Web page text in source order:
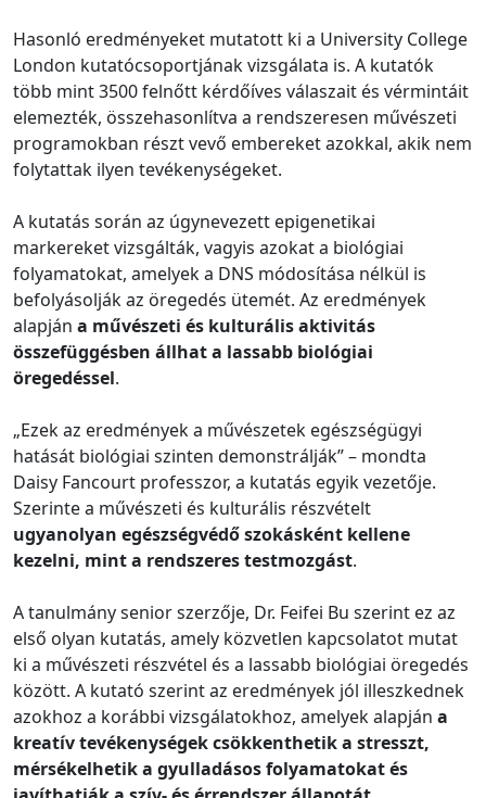
Hasonló eredményeket mutatott ki a University College
London kutatócsoportjának vizsgálata is. A kutatók
több mint 3500 felnőtt kérdőíves válaszait és vérmintáit
elemezték, összehasonlítva a rendszeresen művészeti
programokban részt vevő embereket azokkal, akik nem
folytattak ilyen tevékenységeket.
A kutatás során az úgynevezett epigenetikai
markereket vizsgálták, vagyis azokat a biológiai
folyamatokat, amelyek a DNS módosítása nélkül is
befolyásolják az öregedés ütemét. Az eredmények
alapján a művészeti és kulturális aktivitás
összefüggésben állhat a lassabb biológiai
öregedéssel.
„Ezek az eredmények a művészetek egészségügyi
hatását biológiai szinten demonstrálják” – mondta
Daisy Fancourt professzor, a kutatás egyik vezetője.
Szerinte a művészeti és kulturális részvételt
ugyanolyan egészségvédő szokásként kellene
kezelni, mint a rendszeres testmozgást.
A tanulmány senior szerzője, Dr. Feifei Bu szerint ez az
első olyan kutatás, amely közvetlen kapcsolatot mutat
ki a művészeti részvétel és a lassabb biológiai öregedés
között. A kutató szerint az eredmények jól illeszkednek
azokhoz a korábbi vizsgálatokhoz, amelyek alapján a
kreatív tevékenységek csökkenthetik a stresszt,
mérsékelhetik a gyulladásos folyamatokat és